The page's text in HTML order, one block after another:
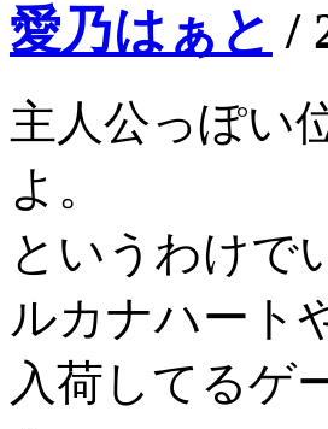
愛乃はぁと /
主人公っぽい
よ。
というわけで
ルカナハート
入荷してるゲ